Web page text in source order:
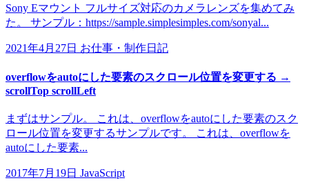
Sony Eマウント フルサイズ対応のカメラレンズを集めてみ
た。 サンプル：https://sample.simplesimples.com/sonyal...
2021年4月27日 お仕事・制作日記
overflowをautoにした要素のスクロール位置を変更する →
scrollTop scrollLeft
まずはサンプル。 これは、overflowをautoにした要素のスク
ロール位置を変更するサンプルです。 これは、overflowを
autoにした要素...
2017年7月19日 JavaScript